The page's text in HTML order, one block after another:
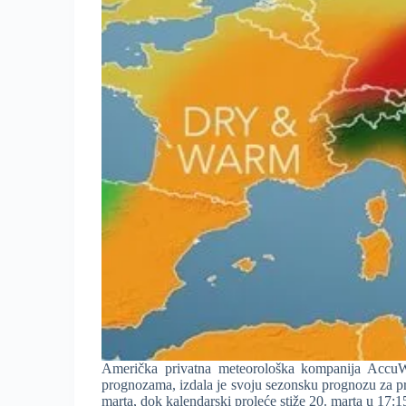
Američka privatna meteorološka kompanija
prognozama, izdala je svoju sezonsku prognozu za
marta, dok kalendarski proleće stiže 20. marta u